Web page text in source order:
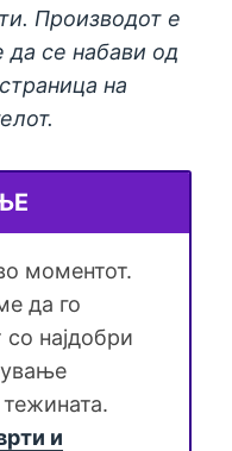
Производот е
се набави од
на
моментот.
да го
најдобри
и